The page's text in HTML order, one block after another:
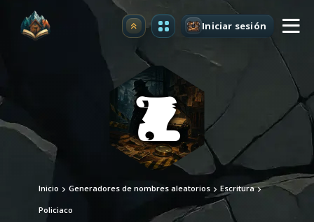
Mejorar Iniciar sesión
Inicio Generadores de nombres aleatorios Escritura
Policiaco